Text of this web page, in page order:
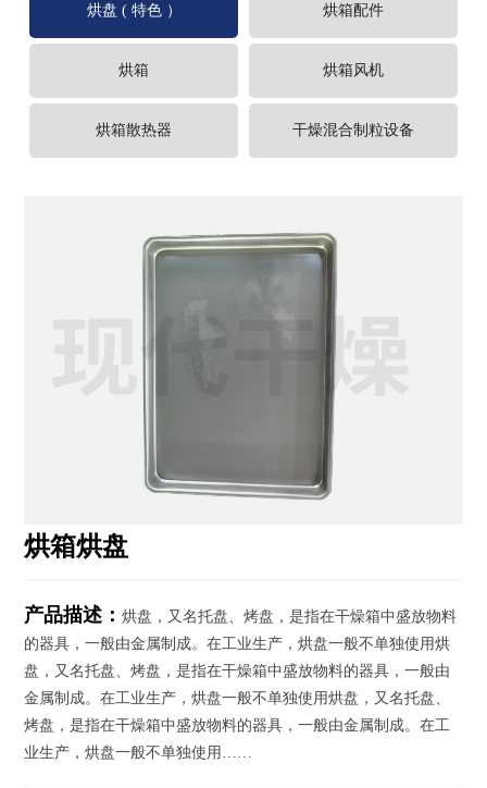
心
例
们
烘盘 ( 特色 ） 烘箱配件
烘箱 烘箱风机
烘箱散热器 干燥混合制粒设备
烘箱烘盘
产品描述：烘盘，又名托盘、烤盘，是指在干燥箱中盛放物料
的器具，一般由金属制成。在工业生产，烘盘一般不单独使用烘
盘，又名托盘、烤盘，是指在干燥箱中盛放物料的器具，一般由
金属制成。在工业生产，烘盘一般不单独使用烘盘，又名托盘、
烤盘，是指在干燥箱中盛放物料的器具，一般由金属制成。在工
业生产，烘盘一般不单独使用……